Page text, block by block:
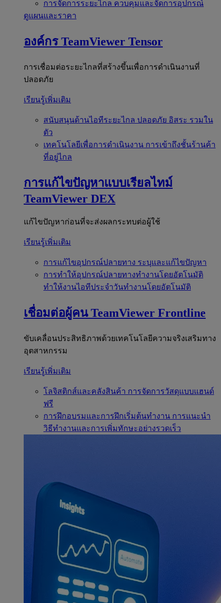
การจัดการระยะไกล ควบคุมและจัดการอุปกรณ์
ดูแผนและราคา
องค์กร TeamViewer Tensor
การเชื่อมต่อระยะไกลที่สร้างขึ้นเพื่อการดำเนินงานที่
ปลอดภัย
เรียนรู้เพิ่มเติม
สนับสนุนด้านไอทีระยะไกล ปลอดภัย อิสระ รวมใน
ตัว
เทคโนโลยีเพื่อการดำเนินงาน การเข้าถึงชั้นร้านค้า
ที่อยู่ไกล
การแก้ไขปัญหาแบบเรียลไทม์
TeamViewer DEX
แก้ไขปัญหาก่อนที่จะส่งผลกระทบต่อผู้ใช้
เรียนรู้เพิ่มเติม
การแก้ไขอุปกรณ์ปลายทาง ระบุและแก้ไขปัญหา
การทำให้อุปกรณ์ปลายทางทำงานโดยอัตโนมัติ
ทำให้งานไอทีประจำวันทำงานโดยอัตโนมัติ
เชื่อมต่อผู้คน TeamViewer Frontline
ขับเคลื่อนประสิทธิภาพด้วยเทคโนโลยีความจริงเสริมทาง
อุตสาหกรรม
เรียนรู้เพิ่มเติม
โลจิสติกส์และคลังสินค้า การจัดการวัสดุแบบแฮนด์
ฟรี
การฝึกอบรมและการฝึกเริ่มต้นทำงาน การแนะนำ
วิธีทำงานและการเพิ่มทักษะอย่างรวดเร็ว